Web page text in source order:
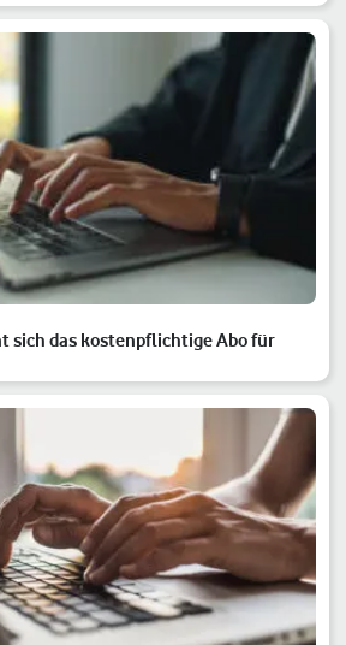
sich das kostenpflichtige Abo für